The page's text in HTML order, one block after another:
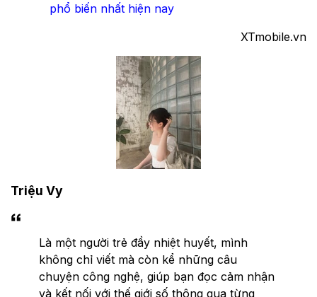
phổ biến nhất hiện nay
XTmobile.vn
Triệu Vy
Là một người trẻ đầy nhiệt huyết, mình
không chỉ viết mà còn kể những câu
chuyện công nghệ, giúp bạn đọc cảm nhận
và kết nối với thế giới số thông qua từng